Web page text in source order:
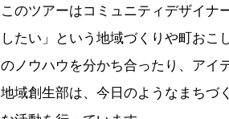
このツアーはコミュニティデザイナ
したい」という地域づくりや町おこ
のノウハウを分かち合ったり、アイ
地域創生部は、今日のようなまちづ